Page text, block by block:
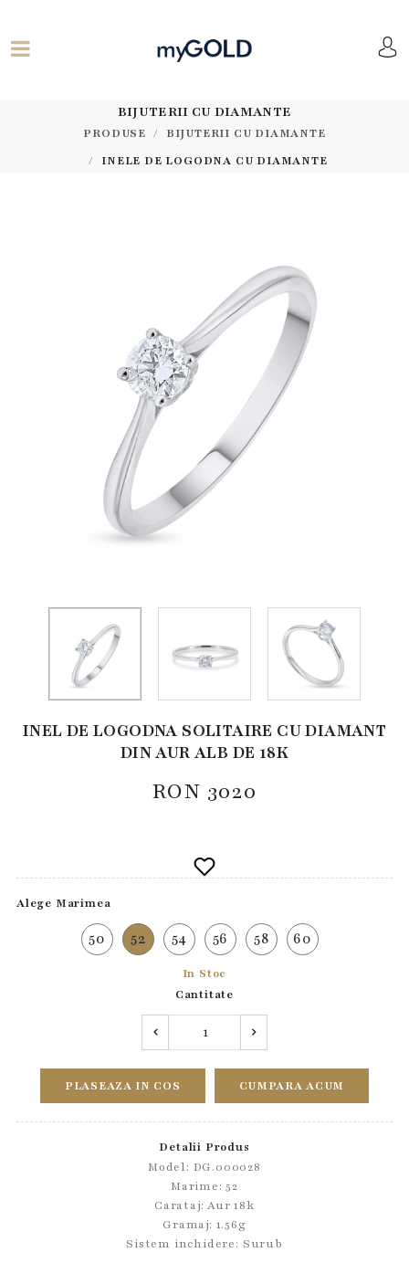
BIJUTERII CU DIAMANTE
PRODUSE
BIJUTERII CU DIAMANTE
INELE DE LOGODNA CU DIAMANTE
INEL DE LOGODNA SOLITAIRE CU DIAMANT
DIN AUR ALB DE 18K
RON 3020
Alege Marimea
50 52 54 56 58 60
In Stoc
Cantitate
PLASEAZA IN COS CUMPARA ACUM
Detalii Produs
Model: DG.000028
Marime: 52
Carataj: Aur 18k
Gramaj: 1.56g
Sistem inchidere: Surub